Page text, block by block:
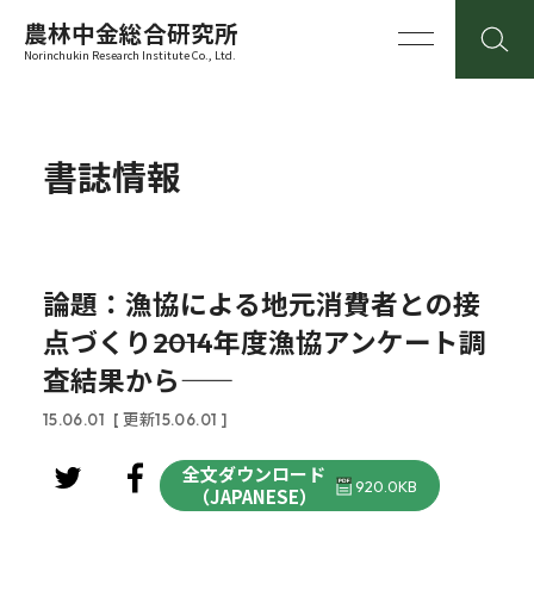
農林中金総合研究所
Norinchukin Research Institute Co., Ltd.
書誌情報
論題：漁協による地元消費者との接
点づくり――2014年度漁協アンケート調
査結果から――
15.06.01 [ 更新15.06.01 ]
全文ダウンロード
（JAPANESE）
920.0KB